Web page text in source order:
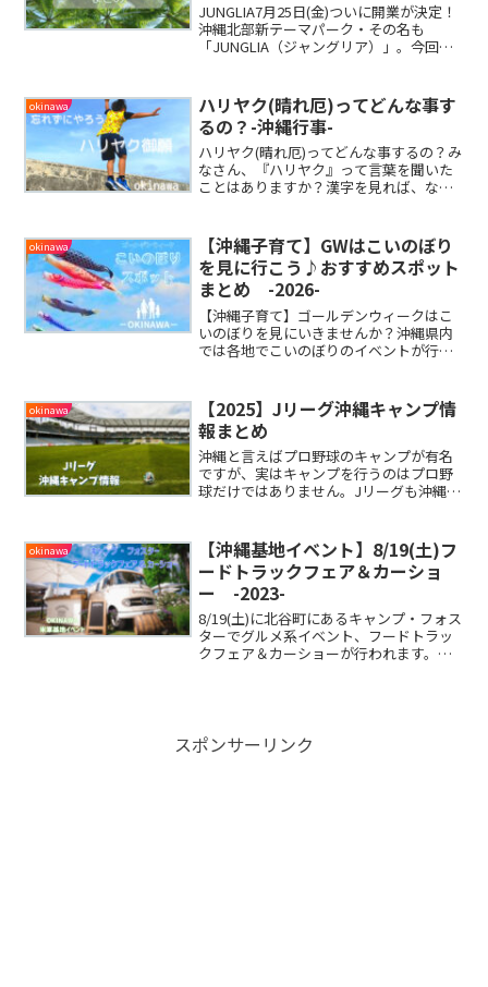
JUNGLIA7月25日(金)ついに開業が決定！
沖縄北部新テーマパーク・その名も
「JUNGLIA（ジャングリア）」。今回
ご紹介していきたいと思います。
okinawa
ハリヤク(晴れ厄)ってどんな事す
るの？-沖縄行事-
ハリヤク(晴れ厄)ってどんな事するの？み
なさん、『ハリヤク』って言葉を聞いた
ことはありますか？漢字を見れば、なん
何か？また、どんな事をするのかをお話
していきたいと思います。
okinawa
【沖縄子育て】GWはこいのぼり
を見に行こう♪おすすめスポット
まとめ -2026-
【沖縄子育て】ゴールデンウィークはこ
いのぼりを見にいきませんか？沖縄県内
では各地でこいのぼりのイベントが行わ
るスポットをまとめましたので、ご紹介
したいと思います。
okinawa
【2025】Jリーグ沖縄キャンプ情
報まとめ
沖縄と言えばプロ野球のキャンプが有名
ですが、実はキャンプを行うのはプロ野
球だけではありません。Jリーグも沖縄で
して活躍したプロサッカー選手が沖縄で
見れるかも!?どのチームがどこでキャンプ
を行っているのかをまとめましたので、
ご紹介したいと思います。
okinawa
【沖縄基地イベント】8/19(土)フ
ードトラックフェア＆カーショ
ー -2023-
8/19(土)に北谷町にあるキャンプ・フォス
ターでグルメ系イベント、フードトラッ
クフェア＆カーショーが行われます。普
スポンサーリンク